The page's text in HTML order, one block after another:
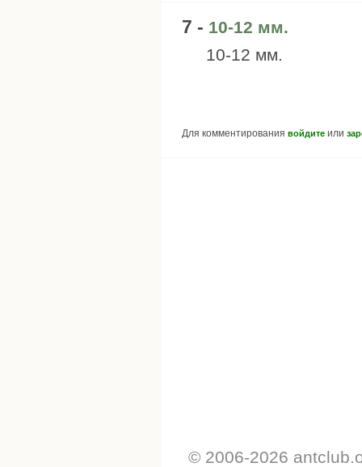
7 - 10-12 мм.
10-12 мм.
Для комментирования войдите или
© 2006-2026